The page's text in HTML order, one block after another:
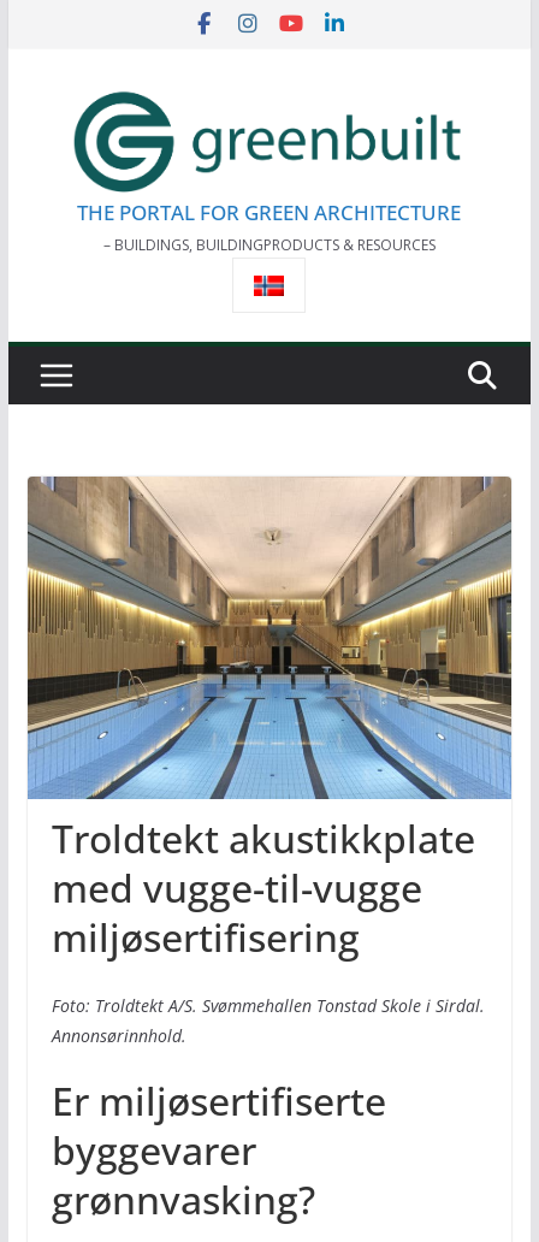
THE PORTAL FOR GREEN ARCHITECTURE
– BUILDINGS, BUILDINGPRODUCTS & RESOURCES
Troldtekt akustikkplate
med vugge-til-vugge
miljøsertifisering
Foto: Troldtekt A/S. Svømmehallen Tonstad Skole i Sirdal.
Annonsørinnhold.
Er miljøsertifiserte
byggevarer
grønnvasking?